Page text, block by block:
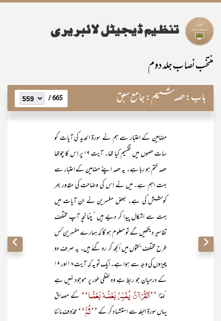
منتخب نصاب جلد دوم
باب:حصہ ششم: جامع سبق 665 /
مضامین کے اعتبار سے ہم نے سورۃ الحدید کی آیات کو
سات حصوں میں تقسیم کیا تھا۔ آیت ۱۹ پر اِس کا چوتھا
حصہ ختم ہو رہا ہے۔ یہ حصہ اپنے مضامین کے اعتبار سے
بہت اہم ہے۔ میں نے اِس کی وضاحت کی مقدور بھر
کوشش کی ہے۔ بعض مفسرین نے ان آیات میں
بہت سے اشکال پیدا کر دیے ہیں ‘ چنانچہ آپ مختلف
تفاسیر دیکھیں گے تو معلوم ہو گا کہ ہمارے مفسرین کس
طرح مختلف بحثوں میں اُلجھ کر رہ گئے ہیں۔ یہ صرف دو
چیزوں کی وجہ سے ہوا ہے۔ ایک تو یہ کہ آیت ۱۸ اور ۱۹
کے درمیان جو ربط ہے وہ لفظی طور پر موجود نہیں ہے
‘لہٰذا ’’اَلْقُرْآنُ یُفَسِّرُ بَعْضُہٗ بَعْضًا‘‘ کے مصداق
یہاں سورۃ البلد سے استشہاد کر کے’’ثُمَّ‘‘محذوف ماننا